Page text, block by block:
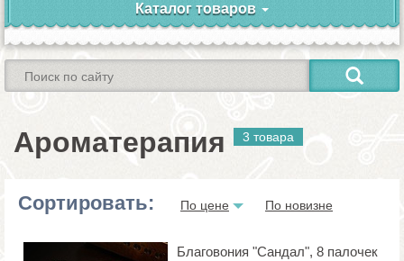
Каталог товаров
Ароматерапия 3 товара
Сортировать: По цене По новизне
Благовония "Сандал", 8 палочек